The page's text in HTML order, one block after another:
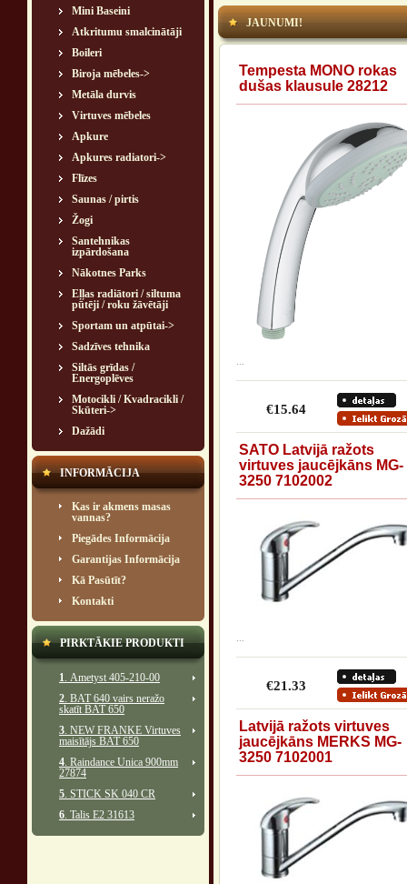
Mini Baseini
Atkritumu smalcinātāji
Boileri
Biroja mēbeles->
Metāla durvis
Virtuves mēbeles
Apkure
Apkures radiatori->
Flīzes
Saunas / pirtis
Žogi
Santehnikas
izpārdošana
Nākotnes Parks
Eļļas radiātori / siltuma
pūtēji / roku žāvētāji
Sportam un atpūtai->
Sadzīves tehnika
Siltās grīdas /
Energoplēves
Motocikli / Kvadracikli /
Skūteri->
Dažādi
INFORMĀCIJA
Kas ir akmens masas
vannas?
Piegādes Informācija
Garantijas Informācija
Kā Pasūtīt?
Kontakti
PIRKTĀKIE PRODUKTI
1. Ametyst 405-210-00
2. BAT 640 vairs neražo
skatīt BAT 650
3. NEW FRANKE Virtuves
maisītājs BAT 650
4. Raindance Unica 900mm
27874
5. STICK SK 040 CR
6. Talis E2 31613
JAUNUMI!
Tempesta MONO rokas
dušas klausule 28212
€15.64
SATO Latvijā ražots
virtuves jaucējkāns MG-
3250 7102002
€21.33
Latvijā ražots virtuves
jaucējkāns MERKS MG-
3250 7102001